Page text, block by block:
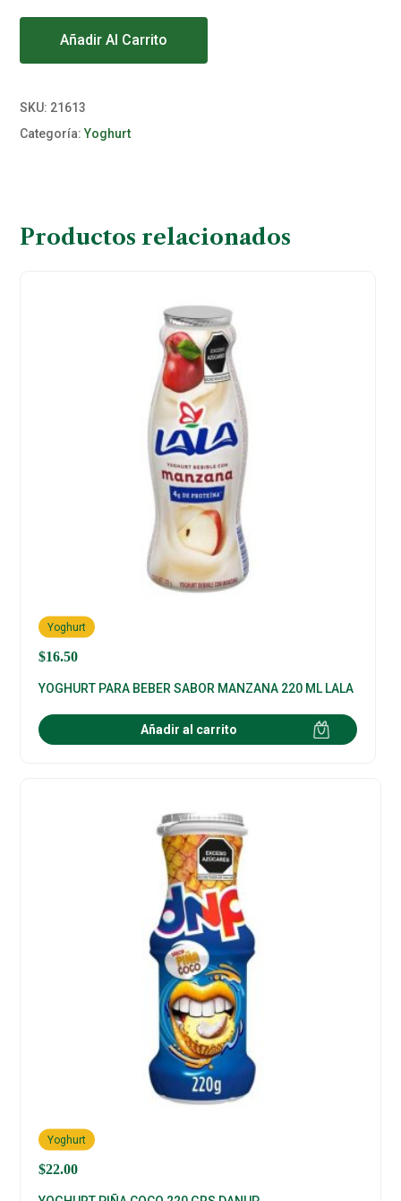
Añadir Al Carrito
SKU: 21613
Categoría:Yoghurt
Productos relacionados
$16.50
Yoghurt
YOGHURT PARA BEBER SABOR MANZANA 220 ML LALA
Añadir al carrito
$22.00
Yoghurt